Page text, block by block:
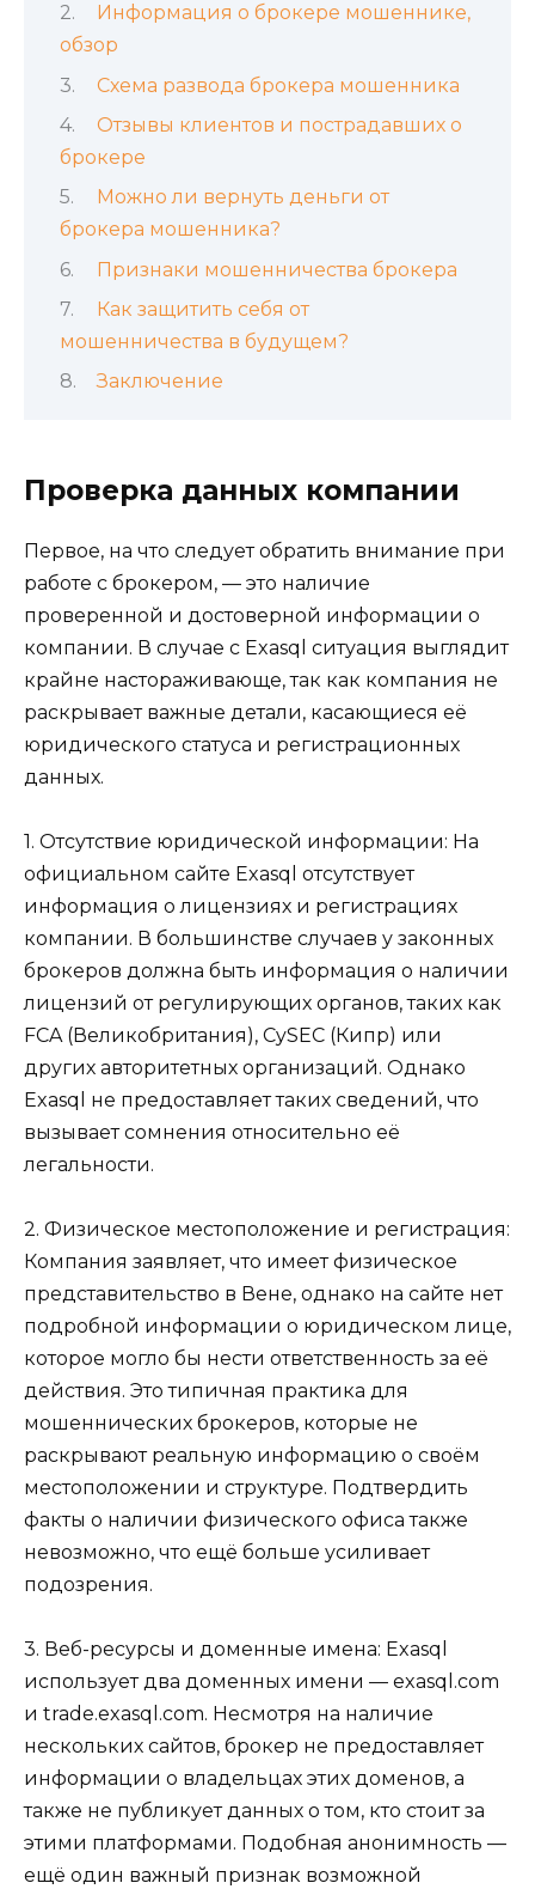
Информация о брокере мошеннике,
обзор
Схема развода брокера мошенника
Отзывы клиентов и пострадавших о
брокере
Можно ли вернуть деньги от
брокера мошенника?
Признаки мошенничества брокера
Как защитить себя от
мошенничества в будущем?
Заключение
Проверка данных компании
Первое, на что следует обратить внимание при
работе с брокером, — это наличие
проверенной и достоверной информации о
компании. В случае с Exasql ситуация выглядит
крайне настораживающе, так как компания не
раскрывает важные детали, касающиеся её
юридического статуса и регистрационных
данных.
1. Отсутствие юридической информации: На
официальном сайте Exasql отсутствует
информация о лицензиях и регистрациях
компании. В большинстве случаев у законных
брокеров должна быть информация о наличии
лицензий от регулирующих органов, таких как
FCA (Великобритания), CySEC (Кипр) или
других авторитетных организаций. Однако
Exasql не предоставляет таких сведений, что
вызывает сомнения относительно её
легальности.
2. Физическое местоположение и регистрация:
Компания заявляет, что имеет физическое
представительство в Вене, однако на сайте нет
подробной информации о юридическом лице,
которое могло бы нести ответственность за её
действия. Это типичная практика для
мошеннических брокеров, которые не
раскрывают реальную информацию о своём
местоположении и структуре. Подтвердить
факты о наличии физического офиса также
невозможно, что ещё больше усиливает
подозрения.
3. Веб-ресурсы и доменные имена: Exasql
использует два доменных имени — exasql.com
и trade.exasql.com. Несмотря на наличие
нескольких сайтов, брокер не предоставляет
информации о владельцах этих доменов, а
также не публикует данных о том, кто стоит за
этими платформами. Подобная анонимность —
ещё один важный признак возможной